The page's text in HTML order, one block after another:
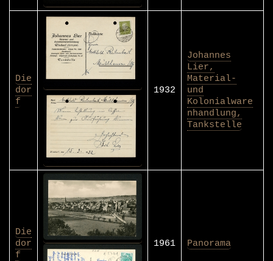
Die
dor
f
1932
Johannes
Lier,
Material-
und
Kolonialware
nhandlung,
Tankstelle
Die
dor
f
1961 Panorama